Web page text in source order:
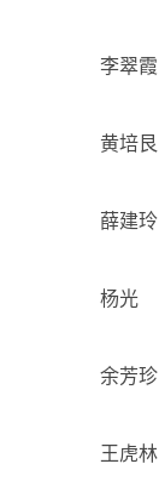
李翠霞
黄培艮
薛建玲
杨光
余芳珍
王虎林